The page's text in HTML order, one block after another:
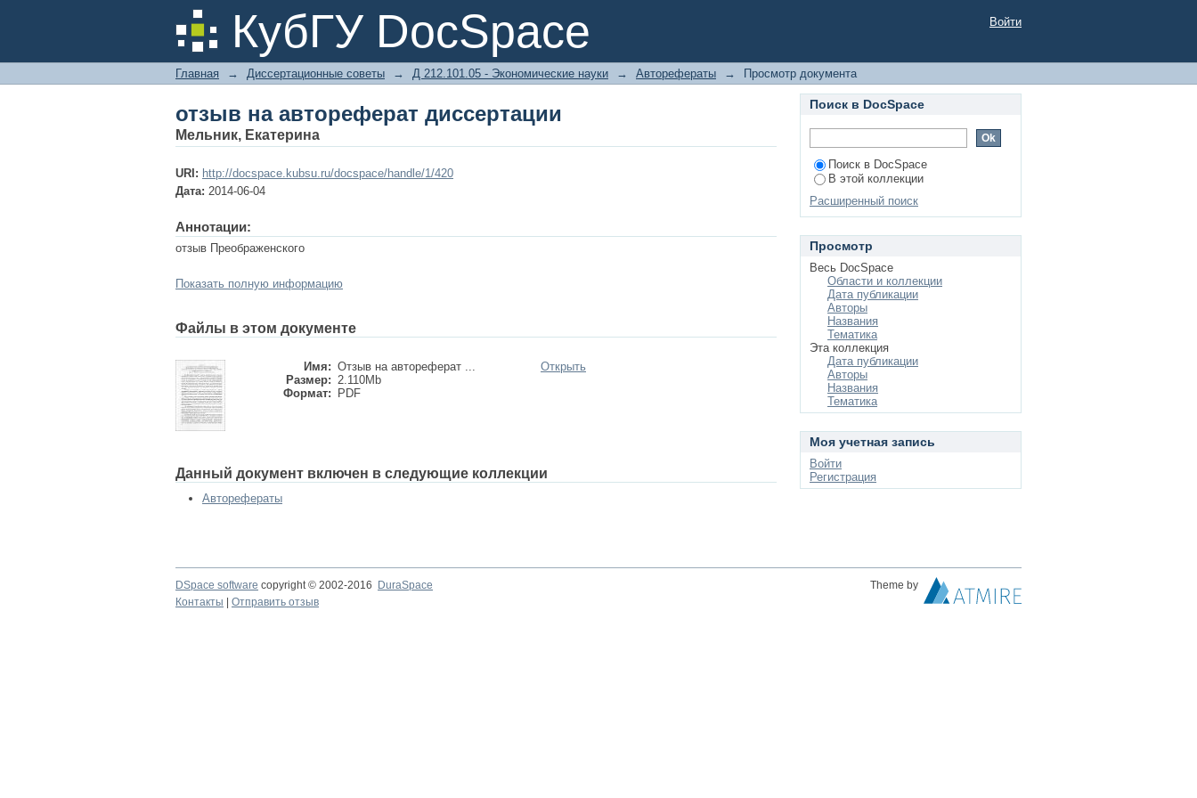
КубГУ DocSpace
отзыв на автореферат диссертации Войти
Главная → Диссертационные советы → Д 212.101.05 - Экономические науки → Авторефераты → Просмотр документа
отзыв на автореферат диссертации
Мельник, Екатерина
URI: http://docspace.kubsu.ru/docspace/handle/1/420
Дата: 2014-06-04
Аннотации:
отзыв Преображенского
Показать полную информацию
Файлы в этом документе
Имя: Отзыв на автореферат ...
Размер: 2.110Mb
Формат:
PDF
Открыть
Данный документ включен в следующие коллекции
Авторефераты
Поиск в DocSpace
Поиск в DocSpace
В этой коллекции
Расширенный поиск
Просмотр
Весь DocSpace
Области и коллекции
Дата публикации
Авторы
Названия
Тематика
Эта коллекция
Дата публикации
Авторы
Названия
Тематика
Моя учетная запись
Войти
Регистрация
DSpace software copyright © 2002-2016 DuraSpace
Theme by
Контакты
Отправить отзыв